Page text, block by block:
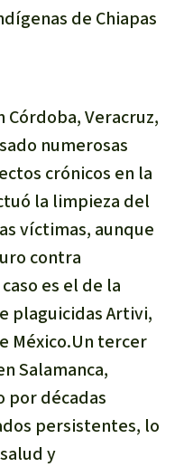
de Chiapas
Córdoba, Veracruz,
numerosas
crónicos en la
la limpieza del
víctimas, aunque
contra
es el de la
plaguicidas Artivi,
México.Un tercer
Salamanca,
por décadas
persistentes, lo
y